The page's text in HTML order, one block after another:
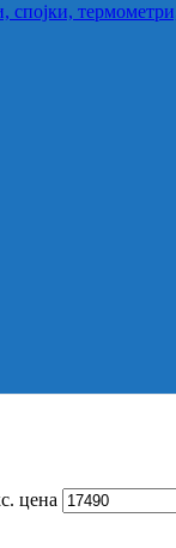
спојки,
цена